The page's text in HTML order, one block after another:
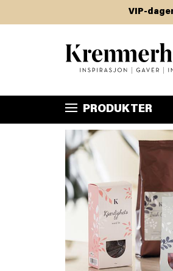
til
VIP-dager! Få
PRODUKTER